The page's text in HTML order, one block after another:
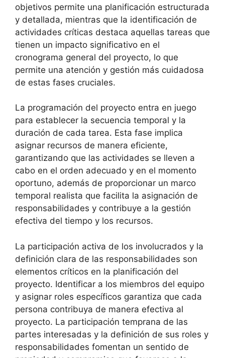
objetivos permite una planificación estructurada
y detallada, mientras que la identificación de
actividades críticas destaca aquellas tareas que
tienen un impacto significativo en el
cronograma general del proyecto, lo que
permite una atención y gestión más cuidadosa
de estas fases cruciales.
La programación del proyecto entra en juego
para establecer la secuencia temporal y la
duración de cada tarea. Esta fase implica
asignar recursos de manera eficiente,
garantizando que las actividades se lleven a
cabo en el orden adecuado y en el momento
oportuno, además de proporcionar un marco
temporal realista que facilita la asignación de
responsabilidades y contribuye a la gestión
efectiva del tiempo y los recursos.
La participación activa de los involucrados y la
definición clara de las responsabilidades son
elementos críticos en la planificación del
proyecto. Identificar a los miembros del equipo
y asignar roles específicos garantiza que cada
persona contribuya de manera efectiva al
proyecto. La participación temprana de las
partes interesadas y la definición de sus roles y
responsabilidades fomentan un sentido de